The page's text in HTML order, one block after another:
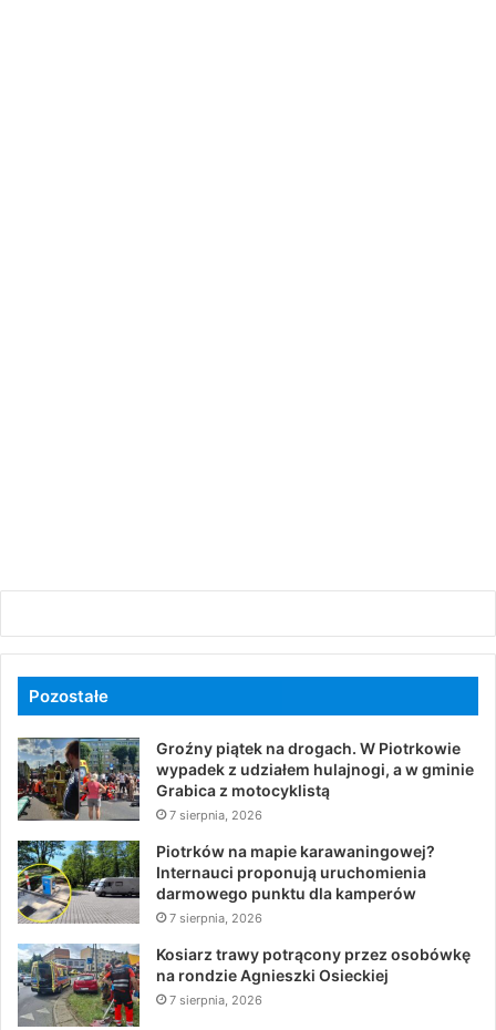
Pozostałe
Groźny piątek na drogach. W Piotrkowie
wypadek z udziałem hulajnogi, a w gminie
Grabica z motocyklistą
7 sierpnia, 2026
Piotrków na mapie karawaningowej?
Internauci proponują uruchomienia
darmowego punktu dla kamperów
7 sierpnia, 2026
Kosiarz trawy potrącony przez osobówkę
na rondzie Agnieszki Osieckiej
7 sierpnia, 2026